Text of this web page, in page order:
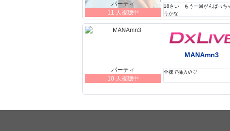
パーティ
11 人視聴中
18さい もう一回がんばっち
うかな
パーティ
10 人視聴中
MANAmn3
全裸で挿入///♡